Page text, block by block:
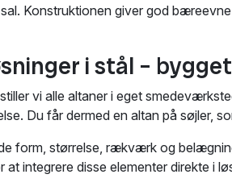
Konstruktionen giver god
i stål –
vi alle altaner i eget
Du får dermed en altan på søjler,
form, størrelse, rækværk og
at integrere disse elementer direkte i